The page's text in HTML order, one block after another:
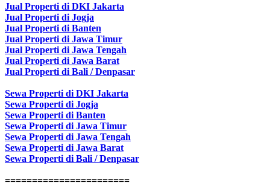
Jual Properti di DKI Jakarta
Jual Properti di Jogja
Jual Properti di Banten
Jual Properti di Jawa Timur
Jual Properti di Jawa Tengah
Jual Properti di Jawa Barat
Jual Properti di Bali / Denpasar
Sewa Properti di DKI Jakarta
Sewa Properti di Jogja
Sewa Properti di Banten
Sewa Properti di Jawa Timur
Sewa Properti di Jawa Tengah
Sewa Properti di Jawa Barat
Sewa Properti di Bali / Denpasar
=======================